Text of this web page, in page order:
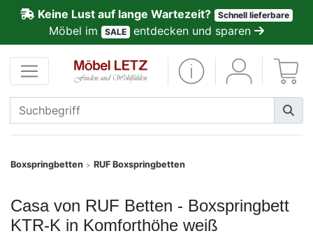
Keine Lust auf lange Wartezeit? Schnell lieferbare
Möbel im SALE entdecken und sparen
Boxspringbetten > RUF Boxspringbetten
Casa von RUF Betten - Boxspringbett
KTR-K in Komforthöhe weiß
Kundenmeinungen
Anmelden
PREMIUM
Schnell
SALE